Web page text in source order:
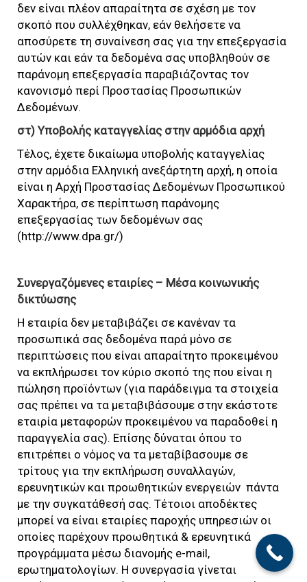
δεν είναι πλέον απαραίτητα σε σχέση με τον
σκοπό που συλλέχθηκαν, εάν θελήσετε να
αποσύρετε τη συναίνεση σας για την επεξεργασία
αυτών και εάν τα δεδομένα σας υποβληθούν σε
παράνομη επεξεργασία παραβιάζοντας τον
κανονισμό περί Προστασίας Προσωπικών
Δεδομένων.
στ) Υποβολής καταγγελίας στην αρμόδια αρχή
Τέλος, έχετε δικαίωμα υποβολής καταγγελίας
στην αρμόδια Ελληνική ανεξάρτητη αρχή, η οποία
είναι η Αρχή Προστασίας Δεδομένων Προσωπικού
Χαρακτήρα, σε περίπτωση παράνομης
επεξεργασίας των δεδομένων σας
(http://www.dpa.gr/)
Συνεργαζόμενες εταιρίες – Μέσα κοινωνικής
δικτύωσης
Η εταιρία δεν μεταβιβάζει σε κανέναν τα
προσωπικά σας δεδομένα παρά μόνο σε
περιπτώσεις που είναι απαραίτητο προκειμένου
να εκπλήρωσει τον κύριο σκοπό της που είναι η
πώληση προϊόντων (για παράδειγμα τα στοιχεία
σας πρέπει να τα μεταβιβάσουμε στην εκάστοτε
εταιρία μεταφορών προκειμένου να παραδοθεί η
παραγγελία σας). Επίσης δύναται όπου το
επιτρέπει ο νόμος να τα μεταβίβασουμε σε
τρίτους για την εκπλήρωση συναλλαγών,
ερευνητικών και προωθητικών ενεργειών πάντα
με την συγκατάθεσή σας. Τέτοιοι αποδέκτες
μπορεί να είναι εταιρίες παροχής υπηρεσιών οι
οποίες παρέχουν προωθητικά & ερευνητικά
προγράμματα μέσω διανομής e-mail,
ερωτηματολογίων. Η συνεργασία γίνεται